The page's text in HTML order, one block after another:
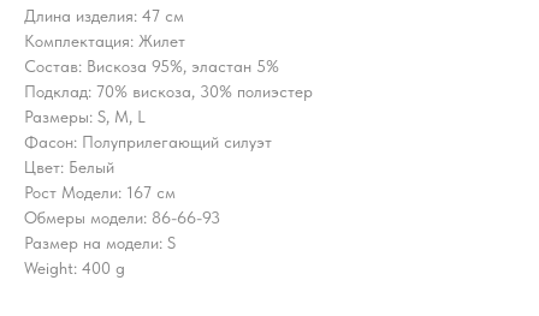
Длина изделия: 47 см
Комплектация: Жилет
Состав: Вискоза 95%, эластан 5%
Подклад: 70% вискоза, 30% полиэстер
Размеры: S, M, L
Фасон: Полуприлегающий силуэт
Цвет: Белый
Рост Модели: 167 см
Обмеры модели: 86-66-93
Размер на модели: S
Weight: 400 g